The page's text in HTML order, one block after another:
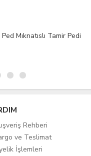
Tamir Pedi
Rehberi
ve Teslimat
İşlemleri